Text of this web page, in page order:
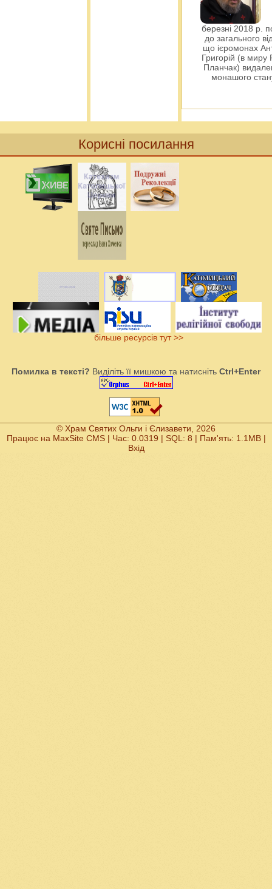
березні 2018 р.
до загального
що ієромонах
Григорій (в миру
Планчак)
монашого
Корисні посилання
більше ресурсів тут >>
Помилка в тексті? Виділіть її мишкою та натисніть Ctrl+Enter
© Храм Святих Ольги і Єлизавети, 2026
Працює на MaxSite CMS| Час: 0.0319 | SQL: 8 | Пам'ять: 1.1MB|
Вхід